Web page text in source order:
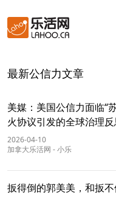
最新公信力文章
美媒：美国公信力面临“
火协议引发的全球治理反
2026-04-10
加拿大乐活网 -小乐
扳得倒的郭美美，和扳